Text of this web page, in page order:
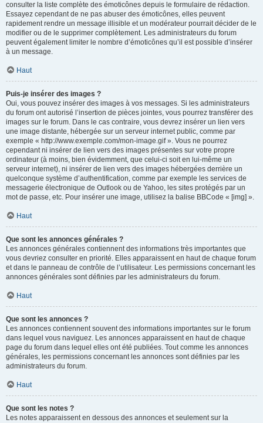
consulter la liste complète des émoticônes depuis le formulaire de rédaction.
Essayez cependant de ne pas abuser des émoticônes, elles peuvent
rapidement rendre un message illisible et un modérateur pourrait décider de le
modifier ou de le supprimer complètement. Les administrateurs du forum
peuvent également limiter le nombre d’émoticônes qu’il est possible d’insérer
à un message.
Haut
Puis-je insérer des images ?
Oui, vous pouvez insérer des images à vos messages. Si les administrateurs
du forum ont autorisé l’insertion de pièces jointes, vous pourrez transférer des
images sur le forum. Dans le cas contraire, vous devrez insérer un lien vers
une image distante, hébergée sur un serveur internet public, comme par
exemple « http://www.exemple.com/mon-image.gif ». Vous ne pourrez
cependant ni insérer de lien vers des images présentes sur votre propre
ordinateur (à moins, bien évidemment, que celui-ci soit en lui-même un
serveur internet), ni insérer de lien vers des images hébergées derrière un
quelconque système d’authentification, comme par exemple les services de
messagerie électronique de Outlook ou de Yahoo, les sites protégés par un
mot de passe, etc. Pour insérer une image, utilisez la balise BBCode « [img] ».
Haut
Que sont les annonces générales ?
Les annonces générales contiennent des informations très importantes que
vous devriez consulter en priorité. Elles apparaissent en haut de chaque forum
et dans le panneau de contrôle de l’utilisateur. Les permissions concernant les
annonces générales sont définies par les administrateurs du forum.
Haut
Que sont les annonces ?
Les annonces contiennent souvent des informations importantes sur le forum
dans lequel vous naviguez. Les annonces apparaissent en haut de chaque
page du forum dans lequel elles ont été publiées. Tout comme les annonces
générales, les permissions concernant les annonces sont définies par les
administrateurs du forum.
Haut
Que sont les notes ?
Les notes apparaissent en dessous des annonces et seulement sur la